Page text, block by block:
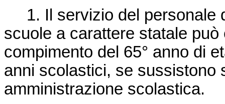
1. Il servizio del personale
scuole a carattere statale
compimento del 65° anno di
anni scolastici, se sussistono
amministrazione scolastica.